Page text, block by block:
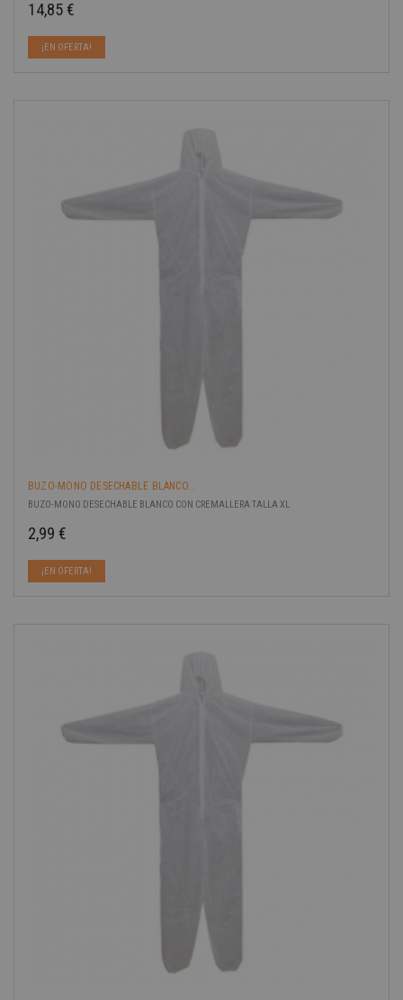
14,85 €
¡EN OFERTA!
BUZO-MONO DESECHABLE BLANCO...
BUZO-MONO DESECHABLE BLANCO CON CREMALLERA TALLA XL
2,99 €
¡EN OFERTA!